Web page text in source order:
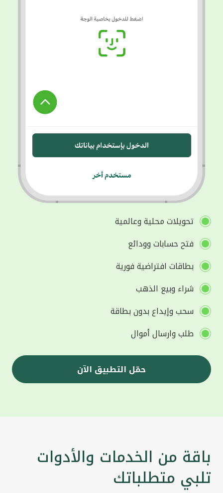
تحويلات محلية وعالمية
فتح حسابات وودائع
بطاقات افتراضية فورية
شراء وبيع الذهب
سحب وإيداع بدون بطاقة
طلب وارسال أموال
حمّل التطبيق الآن
باقة من الخدمات والأدوات
تلبي متطلباتك